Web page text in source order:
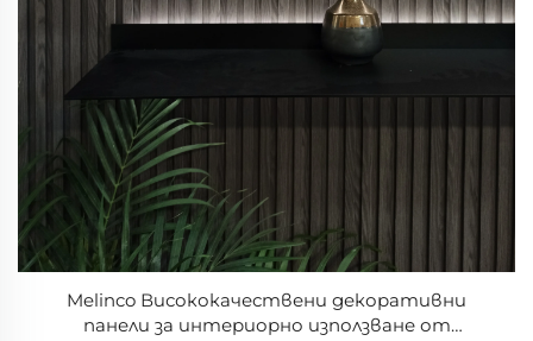
Melinco Висококачествени декоративни
панели за интериорно използване от